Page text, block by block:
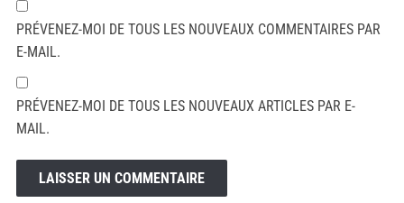
PRÉVENEZ-MOI DE TOUS LES NOUVEAUX COMMENTAIRES PAR
E-MAIL.
PRÉVENEZ-MOI DE TOUS LES NOUVEAUX ARTICLES PAR E-
MAIL.